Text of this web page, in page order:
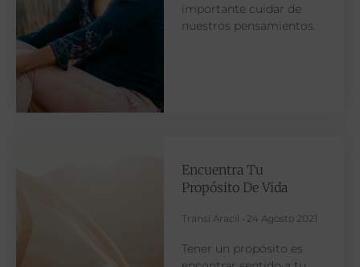
importante cuidar de
nuestros pensamientos.
Encuentra Tu
Propósito De Vida
Transi Aracil 24 Agosto 2021
Tener un propósito es